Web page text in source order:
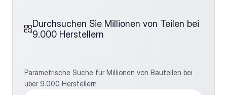
Durchsuchen Sie Millionen von Teilen bei
9.000 Herstellern
Parametrische Suche für Millionen von Bauteilen bei
über 9.000 Herstellern